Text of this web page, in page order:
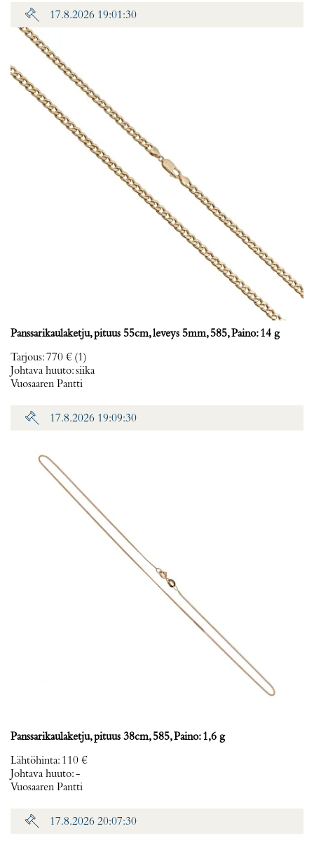
17.8.2026 19:01:30
Panssarikaulaketju, pituus 55cm, leveys 5mm, 585, Paino: 14 g
Tarjous:770 € (1)
Johtava huuto:siika
Vuosaaren Pantti
17.8.2026 19:09:30
Panssarikaulaketju, pituus 38cm, 585, Paino: 1,6 g
Lähtöhinta: 110 €
Johtava huuto:-
Vuosaaren Pantti
17.8.2026 20:07:30